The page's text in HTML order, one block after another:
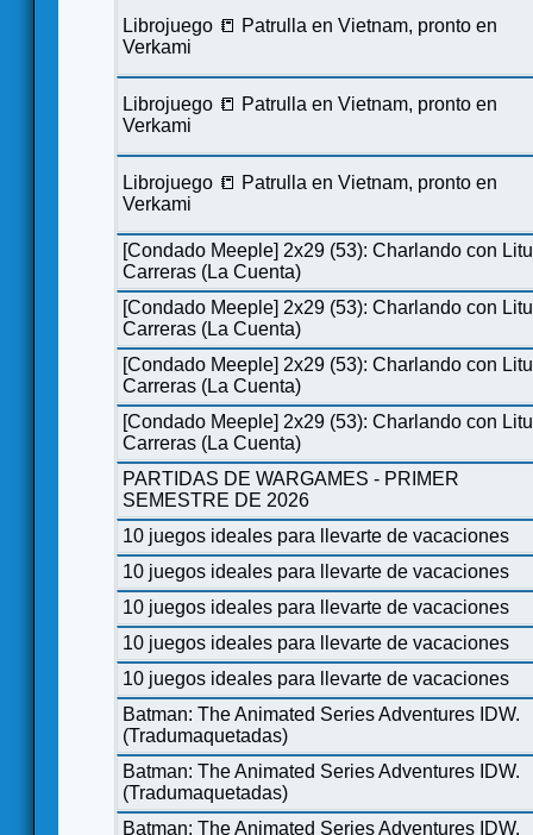
Librojuego 📒 Patrulla en Vietnam, pronto en
Verkami
Librojuego 📒 Patrulla en Vietnam, pronto en
Verkami
Librojuego 📒 Patrulla en Vietnam, pronto en
Verkami
[Condado Meeple] 2x29 (53): Charlando con
Carreras (La Cuenta)
[Condado Meeple] 2x29 (53): Charlando con
Carreras (La Cuenta)
[Condado Meeple] 2x29 (53): Charlando con
Carreras (La Cuenta)
[Condado Meeple] 2x29 (53): Charlando con
Carreras (La Cuenta)
PARTIDAS DE WARGAMES - PRIMER
SEMESTRE DE 2026
10 juegos ideales para llevarte de vacaciones
10 juegos ideales para llevarte de vacaciones
10 juegos ideales para llevarte de vacaciones
10 juegos ideales para llevarte de vacaciones
10 juegos ideales para llevarte de vacaciones
Batman: The Animated Series Adventures IDW.
(Tradumaquetadas)
Batman: The Animated Series Adventures IDW.
(Tradumaquetadas)
Batman: The Animated Series Adventures IDW.